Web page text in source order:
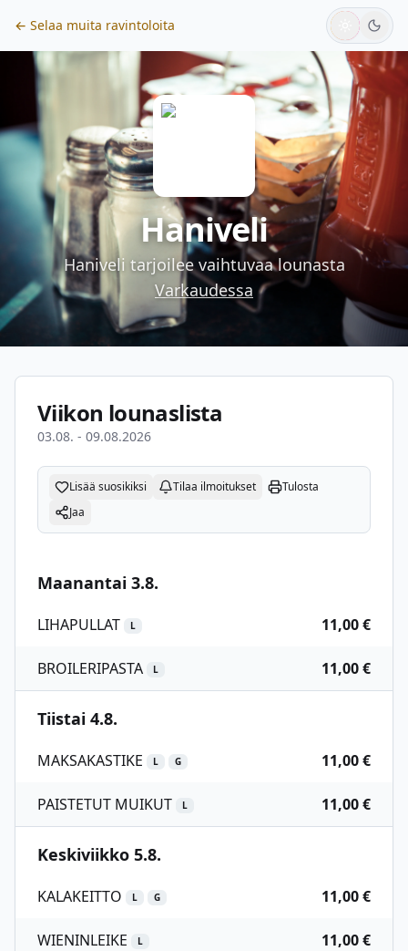
← Selaa muita ravintoloita
Haniveli
Haniveli tarjoilee vaihtuvaa lounasta
Varkaudessa
Viikon lounaslista
03.08. - 09.08.2026
Lisää suosikiksi Tilaa ilmoitukset
Tulosta
Jaa
Maanantai 3.8.
LIHAPULLAT L 11,00 €
BROILERIPASTA L 11,00 €
Tiistai 4.8.
MAKSAKASTIKE L G 11,00 €
PAISTETUT MUIKUT L 11,00 €
Keskiviikko 5.8.
KALAKEITTO L G 11,00 €
WIENINLEIKE L 11,00 €